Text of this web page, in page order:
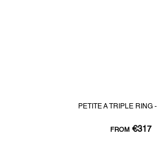
PETITE A TRIPLE RING
FROM€317